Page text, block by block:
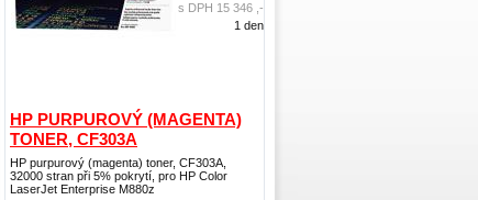
HP PURPUROVÝ (MAGENTA)
TONER, CF303A
HP purpurový (magenta) toner, CF303A,
32000 stran při 5% pokrytí, pro HP Color
LaserJet Enterprise M880z
s DPH 15 346 ,-
1 den